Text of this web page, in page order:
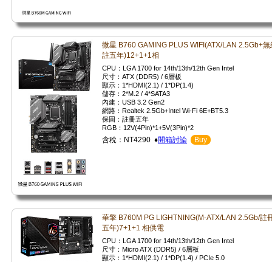
微星 B760 GAMING PLUS WIFI(ATX/LAN 2.5Gb+無
註五年)12+1+1相
CPU：LGA 1700 for 14th/13th/12th Gen Intel
尺寸：ATX (DDR5) / 6層板
顯示：1*HDMI(2.1) / 1*DP(1.4)
儲存：2*M.2 / 4*SATA3
內建：USB 3.2 Gen2
網路：Realtek 2.5Gb+Intel Wi-Fi 6E+BT5.3
保固：註冊五年
RGB：12V(4Pin)*1+5V(3Pin)*2
含稅：NT4290 ♦開箱討論 Buy
華擎 B760M PG LIGHTNING(M-ATX/LAN 2.5Gb/註
五年)7+1+1 相供電
CPU：LGA 1700 for 14th/13th/12th Gen Intel
尺寸：Micro ATX (DDR5) / 6層板
顯示：1*HDMI(2.1) / 1*DP(1.4) / PCIe 5.0